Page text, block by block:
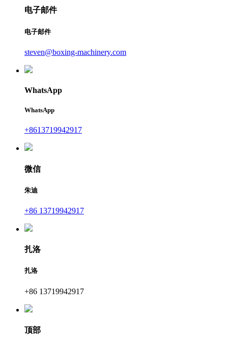
电子邮件
电子邮件
steven@boxing-machinery.com
WhatsApp
WhatsApp
+8613719942917
微信
朱迪
+86 13719942917
扎洛
扎洛
+86 13719942917
顶部